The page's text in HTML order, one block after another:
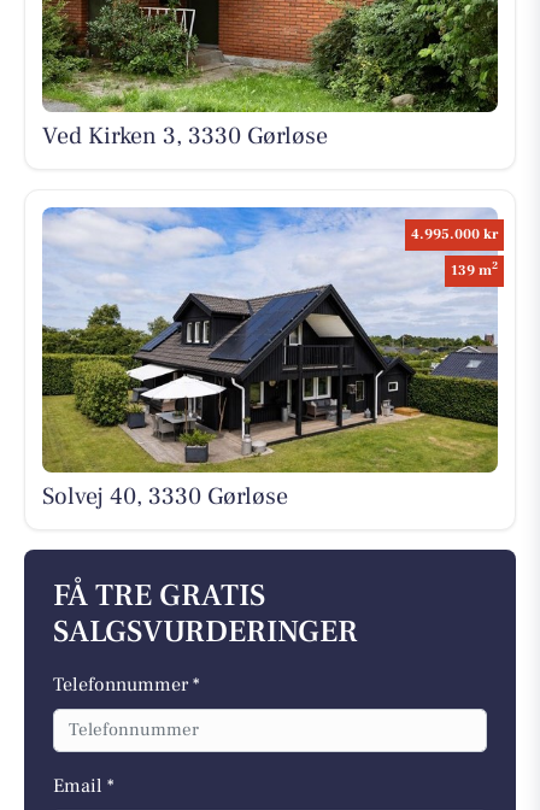
Ved Kirken 3, 3330 Gørløse
4.995.000 kr
139 m2
Solvej 40, 3330 Gørløse
FÅ TRE GRATIS
SALGSVURDERINGER
Telefonnummer *
Email *